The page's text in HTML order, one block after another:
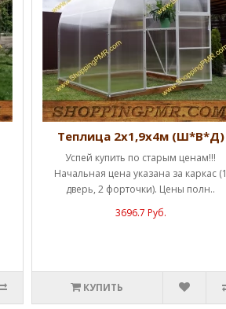
Теплица 2х1,9х4м (Ш*В*Д)
Успей купить по старым ценам!!!
Начальная цена указана за каркас (1
дверь, 2 форточки). Цены полн..
3696.7 Руб.
КУПИТЬ